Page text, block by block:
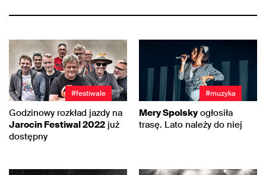
#festiwale
Godzinowy rozkład jazdy na
Jarocin Festiwal 2022 już
dostępny
#muzyka
Mery Spolskyogłosiła
trasę. Lato należy do niej